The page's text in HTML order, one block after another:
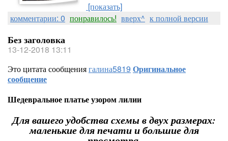
[показать]
комментарии: 0 понравилось! вверх^ к полной версии
Без заголовка
13-12-2018 13:11
Это цитата сообщениягалина5819 Оригинальное
сообщение
Шедевральное платье узором лилии
Для вашего удобства схемы в двух размерах:
маленькие для печати и большие для